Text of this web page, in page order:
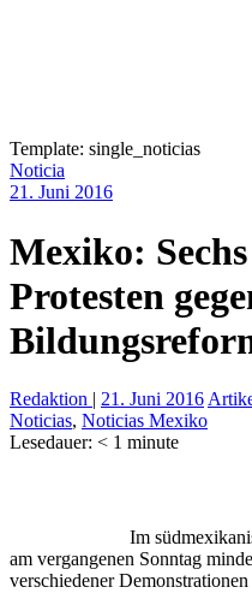
Template: single_noticias
Noticia
21. Juni 2016
Mexiko:
Protesten
Redaktion | 21. Juni 2016
Noticias, Noticias Mexiko
Lesedauer: < 1 minute
Im
am vergangenen Sonntag
verschiedener